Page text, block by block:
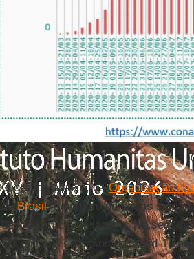
O gráfico abaixo, daOrganização
do Brasil, o número decasos
desde o início de janeiro. Na
5,1 milhões de casos da covid-19